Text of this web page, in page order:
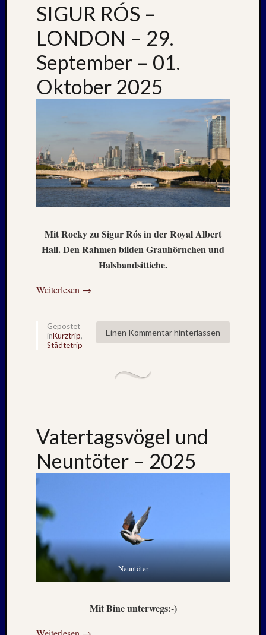
SIGUR RÓS –
LONDON – 29.
September – 01.
Oktober 2025
Mit Rocky zu Sigur Rós in der Royal Albert
Hall. Den Rahmen bilden Grauhörnchen und
Halsbandsittiche.
Weiterlesen →
Einen Kommentar hinterlassen
Gepostet
inKurztrip,
Städtetrip
Vatertagsvögel und
Neuntöter – 2025
Neuntöter
Mit Bine unterwegs:-)